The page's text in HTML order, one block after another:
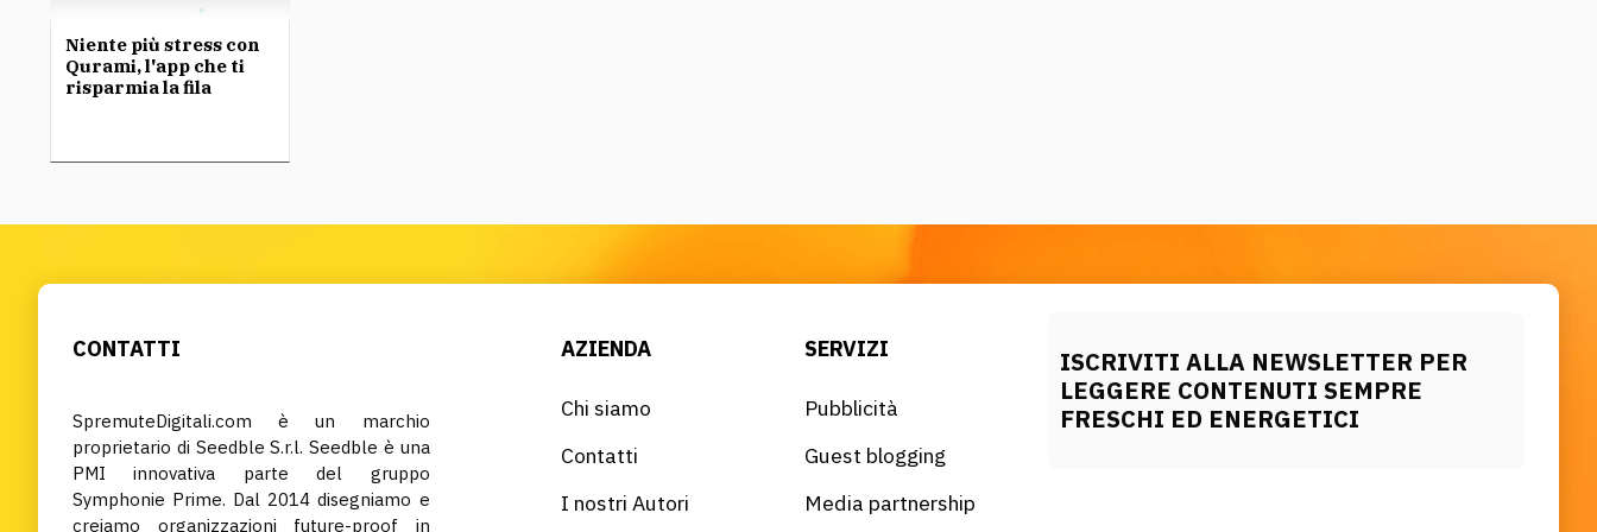
Niente più stress con
Qurami, l'app che ti
risparmia la fila
CONTATTI
SpremuteDigitali.com è un marchio
proprietario di Seedble S.r.l. Seedble è una
PMI innovativa parte del gruppo
Symphonie Prime. Dal 2014 disegniamo e
creiamo organizzazioni future-proof in
AZIENDA
Chi siamo
Contatti
I nostri Autori
SERVIZI
Pubblicità
Guest blogging
Media partnership
ISCRIVITI ALLA NEWSLETTER PER
LEGGERE CONTENUTI SEMPRE
FRESCHI ED ENERGETICI